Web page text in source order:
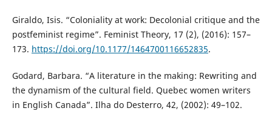
Giraldo, Isis. “Coloniality at work: Decolonial critique and the
postfeminist regime”. Feminist Theory, 17 (2), (2016): 157–
173. https://doi.org/10.1177/1464700116652835.
Godard, Barbara. “A literature in the making: Rewriting and
the dynamism of the cultural field. Quebec women writers
in English Canada”. Ilha do Desterro, 42, (2002): 49–102.